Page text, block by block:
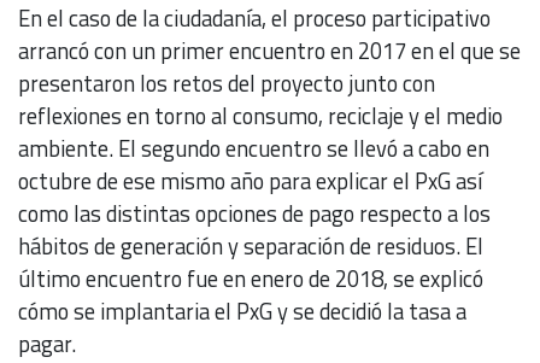
En el caso de la ciudadanía, el proceso participativo
arrancó con un primer encuentro en 2017 en el que se
presentaron los retos del proyecto junto con
reflexiones en torno al consumo, reciclaje y el medio
ambiente. El segundo encuentro se llevó a cabo en
octubre de ese mismo año para explicar el PxG así
como las distintas opciones de pago respecto a los
hábitos de generación y separación de residuos. El
último encuentro fue en enero de 2018, se explicó
cómo se implantaria el PxG y se decidió la tasa a
pagar.